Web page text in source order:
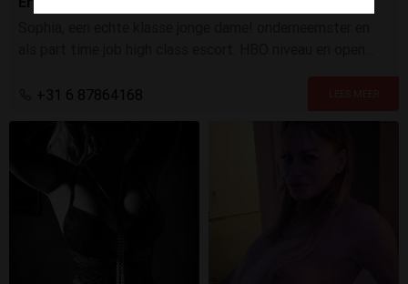
+31 6 87864168